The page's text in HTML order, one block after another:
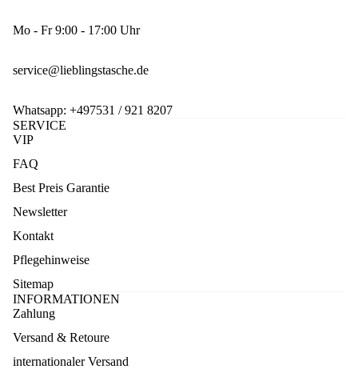
Mo - Fr 9:00 - 17:00 Uhr
service@lieblingstasche.de
Whatsapp: +497531 / 921 8207
SERVICE
VIP
FAQ
Best Preis Garantie
Newsletter
Kontakt
Pflegehinweise
Sitemap
INFORMATIONEN
Zahlung
Versand & Retoure
internationaler Versand